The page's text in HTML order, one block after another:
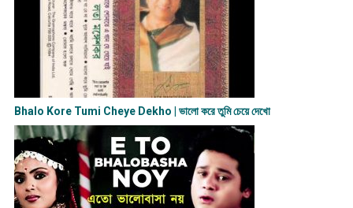
Bhalo Kore Tumi Cheye Dekho | ভালো করে তুমি চেয়ে দেখো